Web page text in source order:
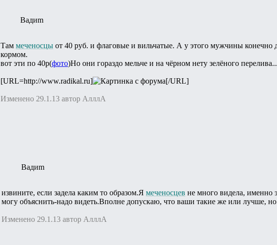
Вадиm
Там меченосцы от 40 руб. и флаговые и вильчатые. А у этого мужчины
кормом.
вот эти по 40р(фото)Но они гораздо мельче и на чёрном нету зелёного перелива...
[URL=http://www.radikal.ru] [/URL]
Изменено 29.1.13 автор АлллА
Вадиm
извините, если задела каким то образом.Я меченосцев не много видела, именно
могу объяснить-надо видеть.Вполне допускаю, что ваши такие же или лучше,
Изменено 29.1.13 автор АлллА